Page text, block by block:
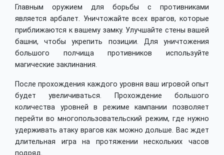
Главным оружием для борьбы с противниками
является арбалет. Уничтожайте всех врагов, которые
приближаются к вашему замку. Улучшайте стены вашей
башни, чтобы укрепить позиции. Для уничтожения
большого полчища противников используйте
магические заклинания.
После прохождения каждого уровня ваш игровой опыт
будет увеличиваться. Прохождение большого
количества уровней в режиме кампании позволяет
перейти во многопользовательский режим, где нужно
удерживать атаку врагов как можно дольше. Вас ждет
длительная игра на протяжении нескольких часов